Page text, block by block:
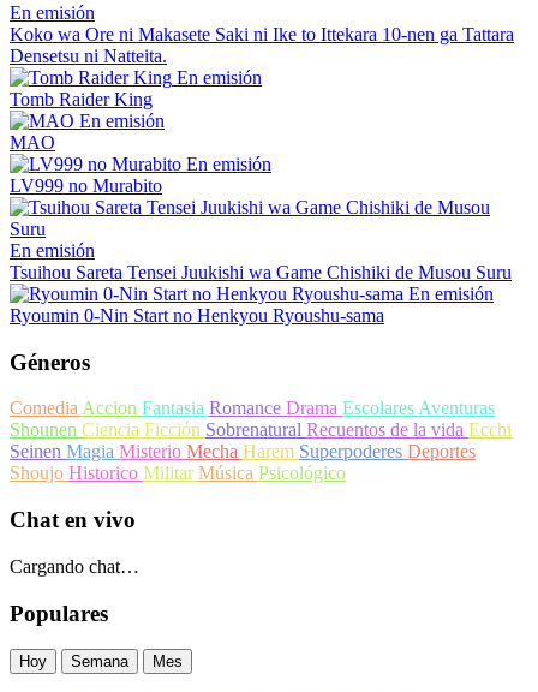
En emisión
Koko wa Ore ni Makasete Saki ni Ike to Ittekara 10-nen ga Tattara
Densetsu ni Natteita.
En emisión
Tomb Raider King
En emisión
MAO
En emisión
LV999 no Murabito
En emisión
Tsuihou Sareta Tensei Juukishi wa Game Chishiki de Musou Suru
En emisión
Ryoumin 0-Nin Start no Henkyou Ryoushu-sama
Géneros
ComediaAccion Fantasia Romance Drama EscolaresAventuras
Shounen Ciencia Ficción Sobrenatural Recuentos de la vida Ecchi
Seinen Magia Misterio Mecha Harem Superpoderes Deportes
Shoujo Historico MilitarMúsica Psicológico
Chat en vivo
Cargando chat…
Populares
Hoy Semana Mes